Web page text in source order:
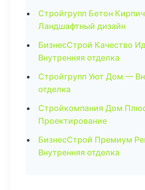
Стройгрупп Бетон
Ландшафтный дизайн
БизнесСтрой Качество
Внутренняя отделка
Стройгрупп Уют Дом —
отделка
Стройкомпания Дом
Проектирование
БизнесСтрой Премиум
Внутренняя отделка